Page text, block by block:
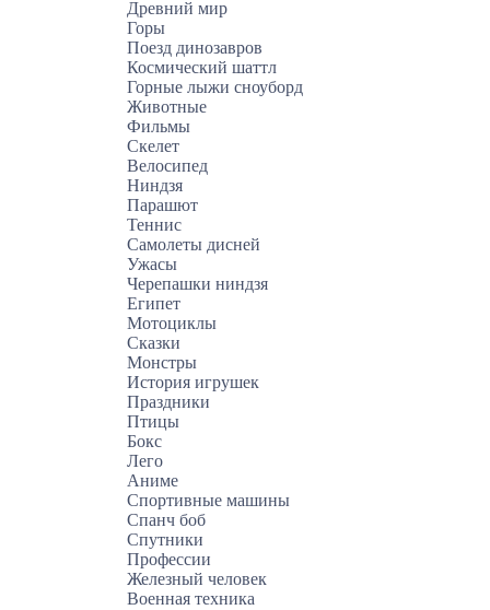
Древний мир
Горы
Поезд динозавров
Космический шаттл
Горные лыжи сноуборд
Животные
Фильмы
Скелет
Велосипед
Ниндзя
Парашют
Теннис
Самолеты дисней
Ужасы
Черепашки ниндзя
Египет
Мотоциклы
Сказки
Монстры
История игрушек
Праздники
Птицы
Бокс
Лего
Аниме
Спортивные машины
Спанч боб
Спутники
Профессии
Железный человек
Военная техника